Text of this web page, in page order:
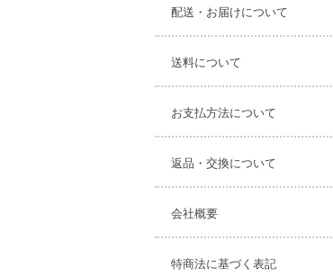
配送・お届けについて
送料について
お支払方法について
返品・交換について
会社概要
特商法に基づく表記